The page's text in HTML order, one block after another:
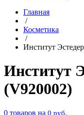
Главная
/
Косметика
/
Институт
Институт
(V920002)
0 товаров на 0 руб.